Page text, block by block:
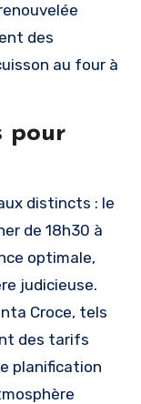
des
au four à
pour
distincts : le
de 18h30 à
optimale,
judicieuse.
Croce, tels
des tarifs
planification